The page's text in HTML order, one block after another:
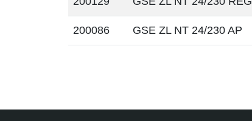
200086 GSE ZL NT 24/230 AP